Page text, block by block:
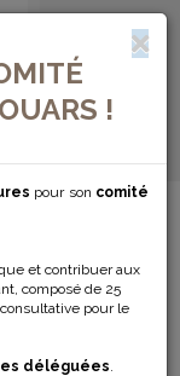
!
pour son comité
et contribuer aux
composé de 25
pour le
déléguées.